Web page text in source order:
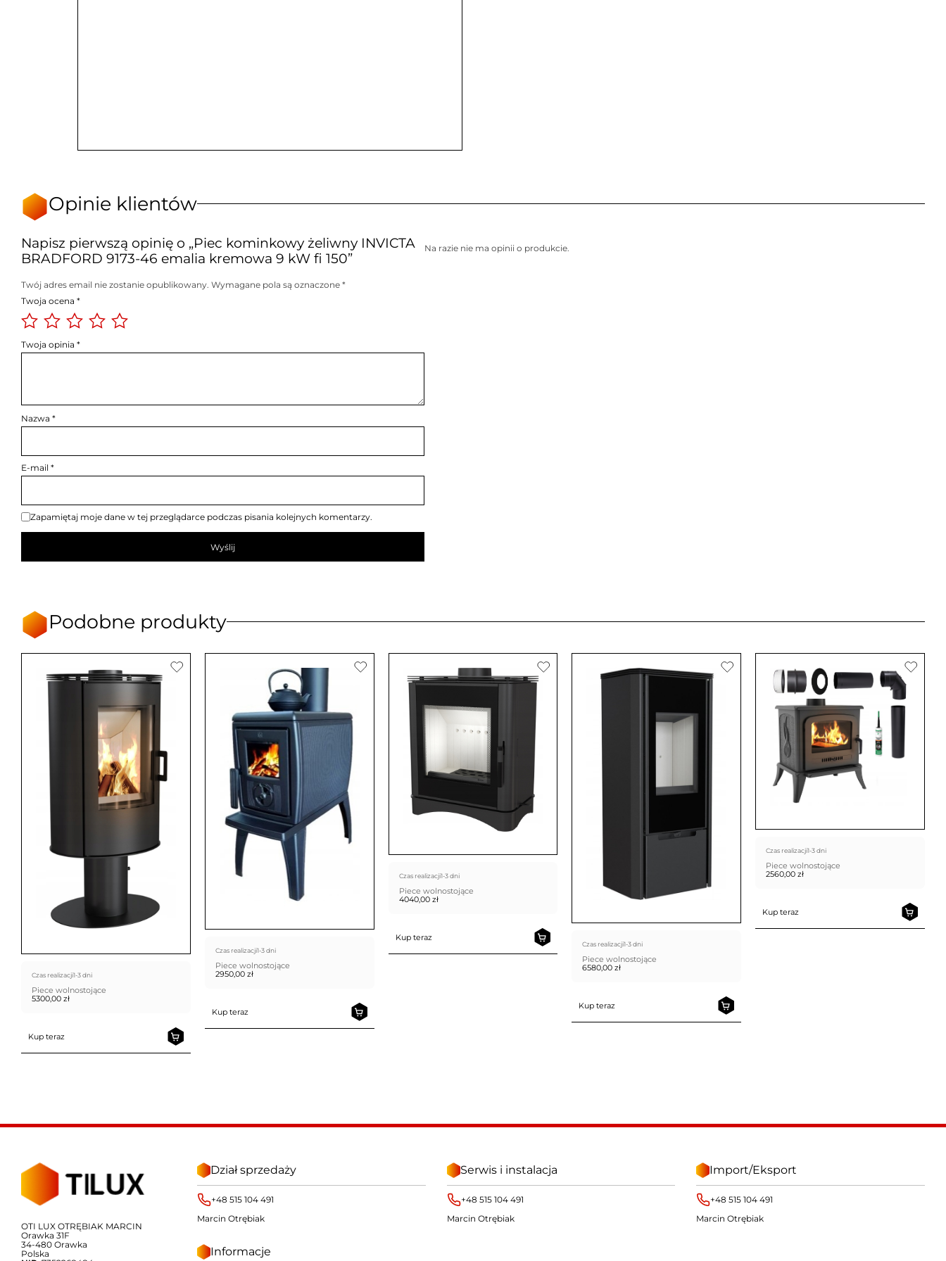
Opinie klientów
Na razie nie ma opinii o produkcie.
Napisz pierwszą opinię o „Piec kominkowy żeliwny INVICTA
BRADFORD 9173-46 emalia kremowa 9 kW fi 150”
Twój adres email nie zostanie opublikowany. Wymagane pola są oznaczone *
Twoja ocena *
Twoja opinia *
Nazwa *
E-mail *
Zapamiętaj moje dane w tej przeglądarce podczas pisania kolejnych komentarzy.
Podobne produkty
Czas realizacji1-3 dni
Piece wolnostojące
5300,00 zł
Kup teraz
Czas realizacji1-3 dni
Piece wolnostojące
2950,00 zł
Kup teraz
Czas realizacji1-3 dni
Piece wolnostojące
4040,00 zł
Kup teraz
Czas realizacji1-3 dni
Piece wolnostojące
6580,00zł
Kup teraz
Czas realizacji1-3 dni
Piece wolnostojące
2560,00zł
Kup teraz
OTI LUX OTRĘBIAK MARCIN
Orawka 31F
34-480 Orawka
Polska
Dział sprzedaży
+48 515 104 491
Marcin Otrębiak
Serwis i instalacja
+48 515 104 491
Marcin Otrębiak
Import/Eksport
+48 515 104 491
Marcin Otrębiak
Informacje